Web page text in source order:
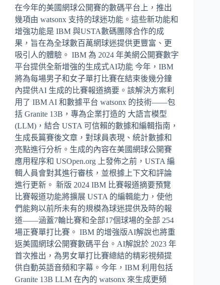
在今年的美國網球公開賽的數碼平台上，推出
幾項由 watsonx 支持的球迷功能。這些新功能和
增強功能是 IBM 與USTA數碼團隊合作的成
果，旨在為全球數百萬網球迷提供更豐富、更
吸引人的體驗。 IBM 為 2024 年美網公開賽數字
平台提供全新增強的生成式AI功能 今年，IBM
將為每場男子和女子單打比賽在結束後幾分鐘
內提供AI 生成的比賽報道摘要。該解決方案利
用了 IBM AI 和數據平台 watsonx 的技術——包
括 Granite 13B，專為企業打造的 大語言模型
(LLM)，結合 USTA 可信賴的數據和編輯指南，
生成長篇賽後文章，對球員表現、統計數據和
亮點進行分析。生成的內容在美國網球公開賽
應用程序和 USOpen.org 上發佈之前，USTA 編
輯人員會對其進行審核，並根據上下文和評論
進行更新。 新版 2024 IBM 比賽報道摘要預覽
比賽報道功能將擴展 USTA 的編輯能力，使他
們能夠以前所未有的規模為球迷提供及時的報
道——涵蓋7輪比賽和全部17個球場的全部 254
場正賽單打比賽。 IBM 的增強版AI解說也將重
返美國網球公開賽數碼平台。AI解說於 2023 年
首次推出，為男女單打比賽總結的精彩視頻提
供自動英語音頻和字幕。今年，IBM 利用包括
Granite 13B LLM 在內的 watsonx 來生成更頻